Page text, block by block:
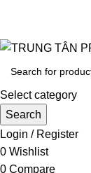
Select category
Search
Login / Register
0 Wishlist
0 Compare